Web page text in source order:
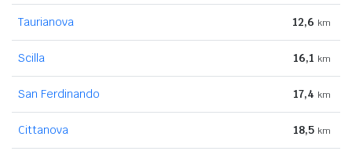
Taurianova 12,6 km
Scilla 16,1 km
San Ferdinando 17,4 km
Cittanova 18,5 km